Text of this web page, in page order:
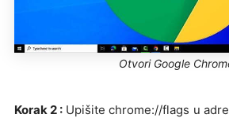
Otvori Google
Korak 2 : Upišite chrome://flags u